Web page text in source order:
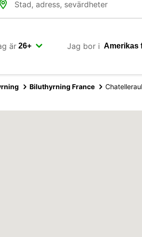
är Jag bor i
Biluthyrning France